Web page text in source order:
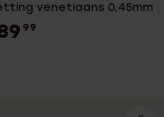
venetiaans 0,45mm
99